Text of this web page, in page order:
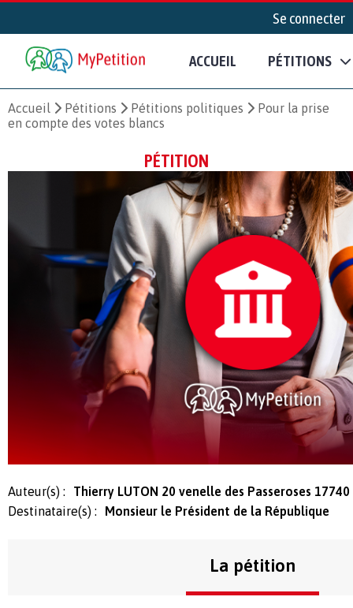
Se connecter
ACCUEIL PÉTITIONS
Accueil Pétitions Pétitions politiques
Pour la prise
en compte des votes blancs
PÉTITION
Auteur(s) :
Thierry LUTON 20 venelle des Passeroses
Destinataire(s) :
Monsieur le Président de la République
La pétition